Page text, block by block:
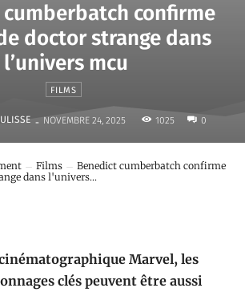
confirme
doctor strange dans
l’univers mcu
FILMS
- NOVEMBRE 24, 2025 1025 0
Films
Benedict cumberbatch confirme
dans l'univers...
Marvel, les
clés peuvent être aussi